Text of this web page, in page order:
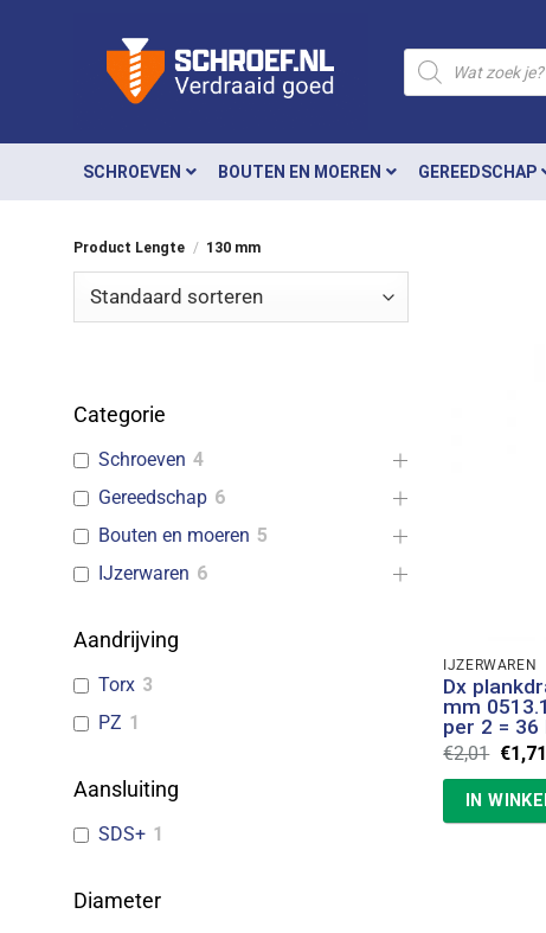
Producten
zoeken
SCHROEVEN BOUTEN EN MOEREN GEREEDSCHAP
Product Lengte / 130 mm
Categorie
Schroeven 4
Gereedschap 6
Bouten en moeren 5
IJzerwaren 6
Aandrijving
Torx 3
PZ 1
Aansluiting
SDS+ 1
Diameter
IJZERWAREN
Dx
mm
per 2 = 36
€2,01
prijs
€1,71
IN